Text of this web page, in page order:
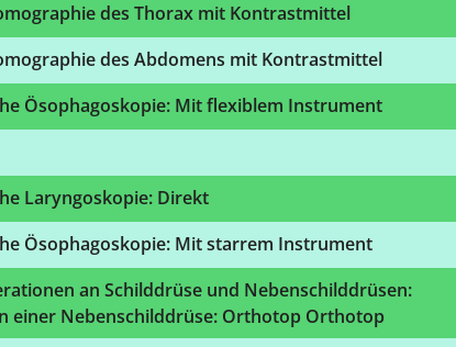
des Thorax mit Kontrastmittel
des Abdomens mit Kontrastmittel
Ösophagoskopie: Mit flexiblem Instrument
Laryngoskopie: Direkt
Ösophagoskopie: Mit starrem Instrument
an Schilddrüse und Nebenschilddrüsen:
einer Nebenschilddrüse: Orthotop Orthotop